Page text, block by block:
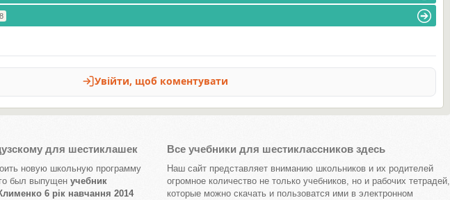
для шестиклашек
новую школьную программу
был выпущен учебник
6 рік навчання 2014
Все учебники для шестиклассников здесь
Наш сайт представляет вниманию школьников и их родителей
огромное количество не только учебников, но и рабочих тетрадей,
которые можно скачать и пользоватся ими в электронном